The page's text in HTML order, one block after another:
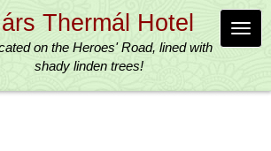
Thermál Hotel
on the Heroes' Road, lined with
shady linden trees!